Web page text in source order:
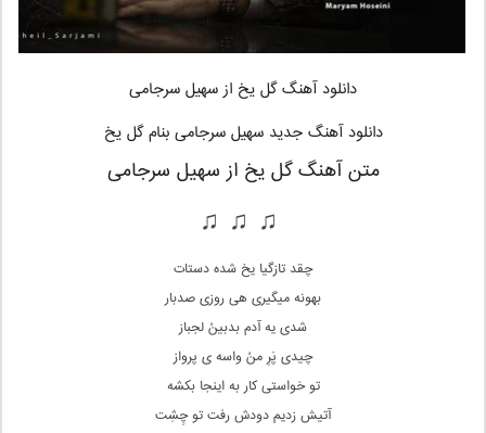
دانلود آهنگ گل یخ از سهیل سرجامی
دانلود آهنگ جدید سهیل سرجامی بنام گل یخ
متن آهنگ گل یخ از سهیل سرجامی
♫ ♫ ♫
چقد تازگیا یخ شده دستات
بهونه میگیری هی روزی صدبار
شدی یه آدم بدبینُ لجباز
چیدی پَرِ منُ واسه ی پرواز
تو خواستی کار به اینجا بکشه
آتیش زدیم دودش رفت تو چِشِت